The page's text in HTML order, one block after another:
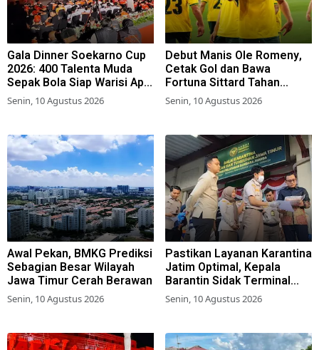
Gala Dinner Soekarno Cup
2026: 400 Talenta Muda
Sepak Bola Siap Warisi Api
Perjuangan
Senin, 10 Agustus 2026
Debut Manis Ole Romeny,
Cetak Gol dan Bawa
Fortuna Sittard Tahan
Imbang PSV Eindhoven
Senin, 10 Agustus 2026
Awal Pekan, BMKG Prediksi
Sebagian Besar Wilayah
Jawa Timur Cerah Berawan
Senin, 10 Agustus 2026
Pastikan Layanan Karantina
Jatim Optimal, Kepala
Barantin Sidak Terminal
Kargo Bandara Juanda
Senin, 10 Agustus 2026